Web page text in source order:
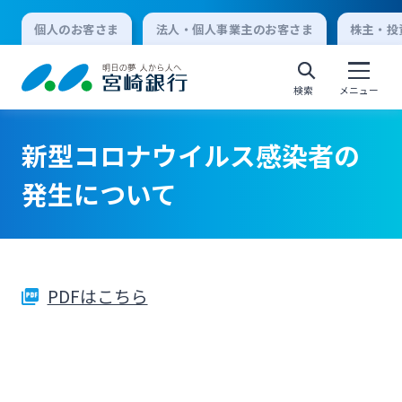
個人のお客さま 法人・個人事業主のお客さま 株主・
検索 メニュー
個人向けインターネットバンキング
ログオン
法人向けインターネットバンキング
新型コロナウイルス感染者の
発生について
PDFはこちら